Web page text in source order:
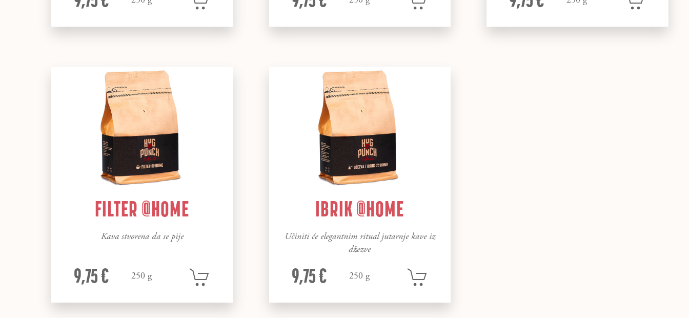
FILTER @HOME
Kava stvorena da se pije
9,75 € 250 g
IBRIK @HOME
Učiniti će elegantnim ritual jutarnje kave iz
džezve
9,75 € 250 g